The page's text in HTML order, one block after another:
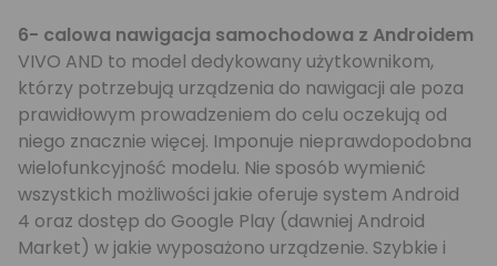
6- calowa nawigacja samochodowa z Androidem
VIVO AND to model dedykowany użytkownikom,
którzy potrzebują urządzenia do nawigacji ale poza
prawidłowym prowadzeniem do celu oczekują od
niego znacznie więcej. Imponuje nieprawdopodobna
wielofunkcyjność modelu. Nie sposób wymienić
wszystkich możliwości jakie oferuje system Android
4 oraz dostęp do Google Play (dawniej Android
Market) w jakie wyposażono urządzenie. Szybkie i